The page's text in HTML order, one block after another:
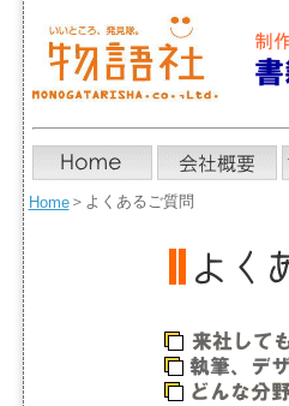
Home＞ よくあるご質問